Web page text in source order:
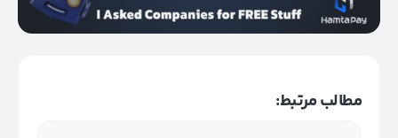
مطالب مرتبط: